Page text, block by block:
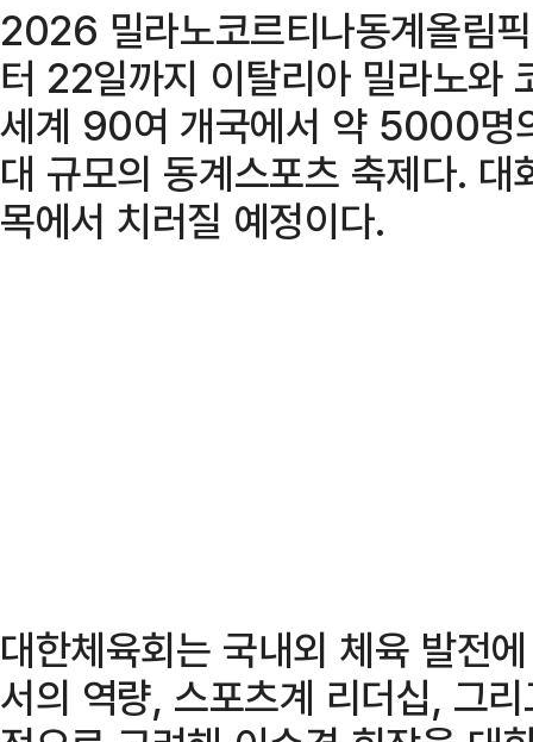
2026 밀라노코르티나동계올림
터 22일까지 이탈리아 밀라노와
세계 90여 개국에서 약 5000명
대 규모의 동계스포츠 축제다.
목에서 치러질 예정이다.
대한체육회는 국내외 체육 발전
서의 역량, 스포츠계 리더십, 그